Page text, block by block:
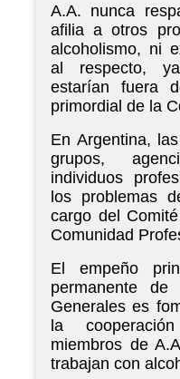
A.A. nunca
afilia a otros
alcoholismo, ni
al respecto,
estarían fuera
primordial de la
En Argentina,
grupos,
individuos
los problemas
cargo del
Comunidad
El empeño
permanente
Generales es
la
miembros de
trabajan con